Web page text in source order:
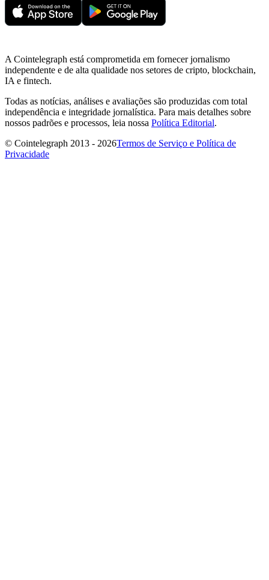
A Cointelegraph está comprometida em fornecer jornalismo
independente e de alta qualidade nos setores de cripto, blockchain,
IA e fintech.
Todas as notícias, análises e avaliações são produzidas com total
independência e integridade jornalística. Para mais detalhes sobre
nossos padrões e processos, leia nossa Política Editorial.
© Cointelegraph 2013 - 2026Termos de Serviço e Política de
Privacidade